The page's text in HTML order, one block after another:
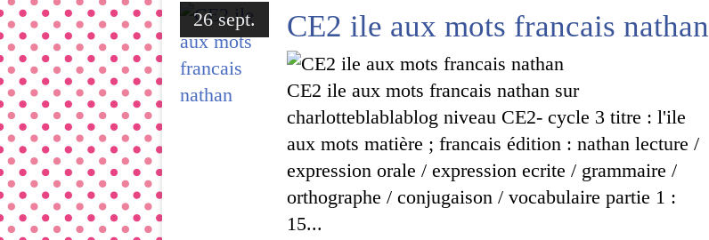
26 sept. CE2 ile aux mots francais nathan
CE2 ile aux mots francais nathan sur
charlotteblablablog niveau CE2- cycle 3 titre : l'ile
aux mots matière ; francais édition : nathan lecture /
expression orale / expression ecrite / grammaire /
orthographe / conjugaison / vocabulaire partie 1 :
15...